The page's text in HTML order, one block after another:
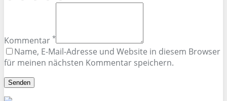
Kommentar *
Name, E-Mail-Adresse und Website in diesem Browser
für meinen nächsten Kommentar speichern.